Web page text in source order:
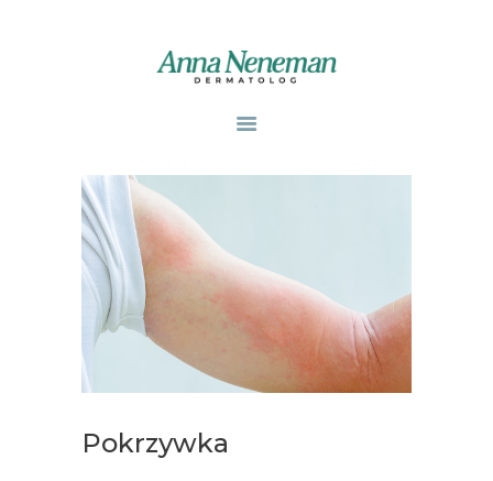
PUBLIKACJE
ZABIEGI
O MNIE
GABINETY
WPISY
KONTAKT
Pokrzywka